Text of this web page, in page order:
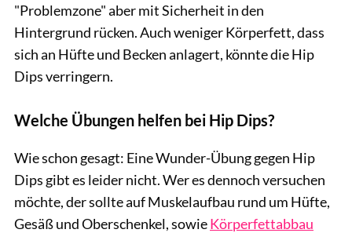
"Problemzone" aber mit Sicherheit in den
Hintergrund rücken. Auch weniger Körperfett, dass
sich an Hüfte und Becken anlagert, könnte die Hip
Dips verringern.
Welche Übungen helfen bei Hip Dips?
Wie schon gesagt: Eine Wunder-Übung gegen Hip
Dips gibt es leider nicht. Wer es dennoch versuchen
möchte, der sollte auf Muskelaufbau rund um Hüfte,
Gesäß und Oberschenkel, sowieKörperfettabbau